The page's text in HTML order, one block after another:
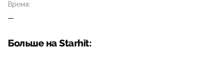
Время:
—
Больше на Starhit: